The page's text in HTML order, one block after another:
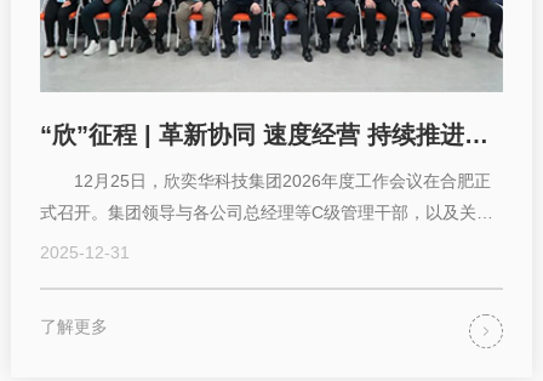
“欣”征程 | 革新协同 速度经营 持续推进AI时代“创业2.0”奋斗新篇章
12月25日，欣奕华科技集团2026年度工作会议在合肥正
式召开。集团领导与各公司总经理等C级管理干部，以及关键
业务骨干齐聚一堂，在集团王彦军董事长...
2025-12-31
了解更多